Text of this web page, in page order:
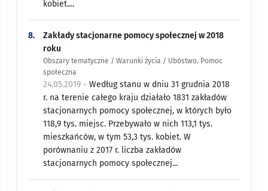
kobiet....
8.
Zakłady stacjonarne pomocy społecznej w 2018
roku
Obszary tematyczne / Warunki życia / Ubóstwo. Pomoc
społeczna
24.05.2019 -Według stanu w dniu 31 grudnia 2018
r. na terenie całego kraju działało 1831 zakładów
stacjonarnych pomocy społecznej, w których było
118,9 tys. miejsc. Przebywało w nich 113,1 tys.
mieszkańców, w tym 53,3 tys. kobiet. W
porównaniu z 2017 r. liczba zakładów
stacjonarnych pomocy społecznej...